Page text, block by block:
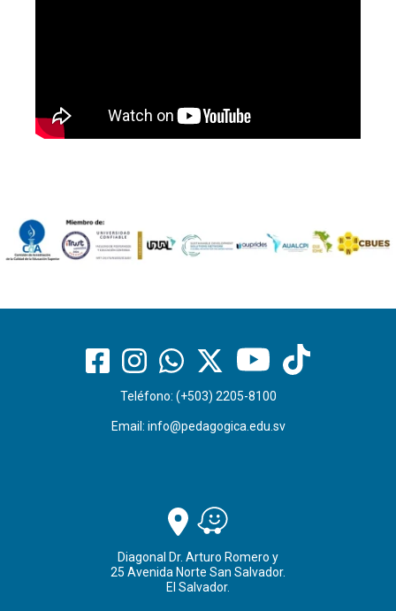
Teléfono: (+503) 2205-8100
Email: info@pedagogica.edu.sv
Diagonal Dr. Arturo Romero y
25 Avenida Norte San Salvador.
El Salvador.